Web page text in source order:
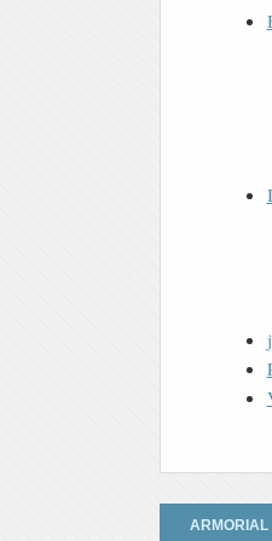
ARMORIAL